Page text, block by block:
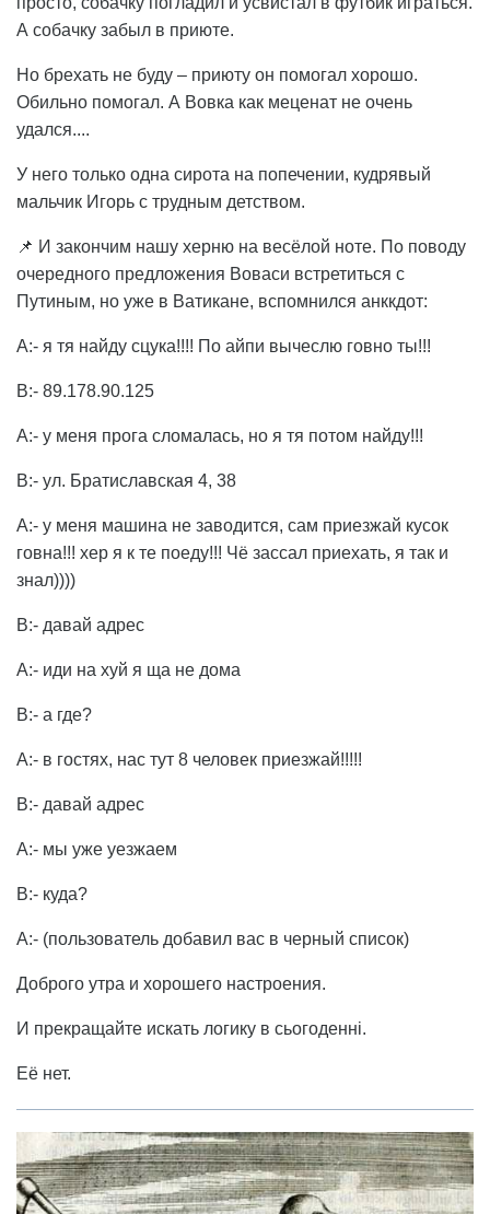
А собачку забыл в приюте.
Но брехать не буду – приюту он помогал хорошо.
Обильно помогал. А Вовка как меценат не очень
удался....
У него только одна сирота на попечении, кудрявый
мальчик Игорь с трудным детством.
📌 И закончим нашу херню на весёлой ноте. По поводу
очередного предложения Воваси встретиться с
Путиным, но уже в Ватикане, вспомнился анккдот:
А:- я тя найду сцука!!!! По айпи вычеслю говно ты!!!
В:- 89.178.90.125
А:- у меня прога сломалась, но я тя потом найду!!!
В:- ул. Братиславская 4, 38
А:- у меня машина не заводится, сам приезжай кусок
говна!!! хер я к те поеду!!! Чё зассал приехать, я так и
знал))))
В:- давай адрес
А:- иди на хуй я ща не дома
В:- а где?
А:- в гостях, нас тут 8 человек приезжай!!!!!
В:- давай адрес
А:- мы уже уезжаем
В:- куда?
А:- (пользователь добавил вас в черный список)
Доброго утра и хорошего настроения.
И прекращайте искать логику в сьогоденні.
Её нет.